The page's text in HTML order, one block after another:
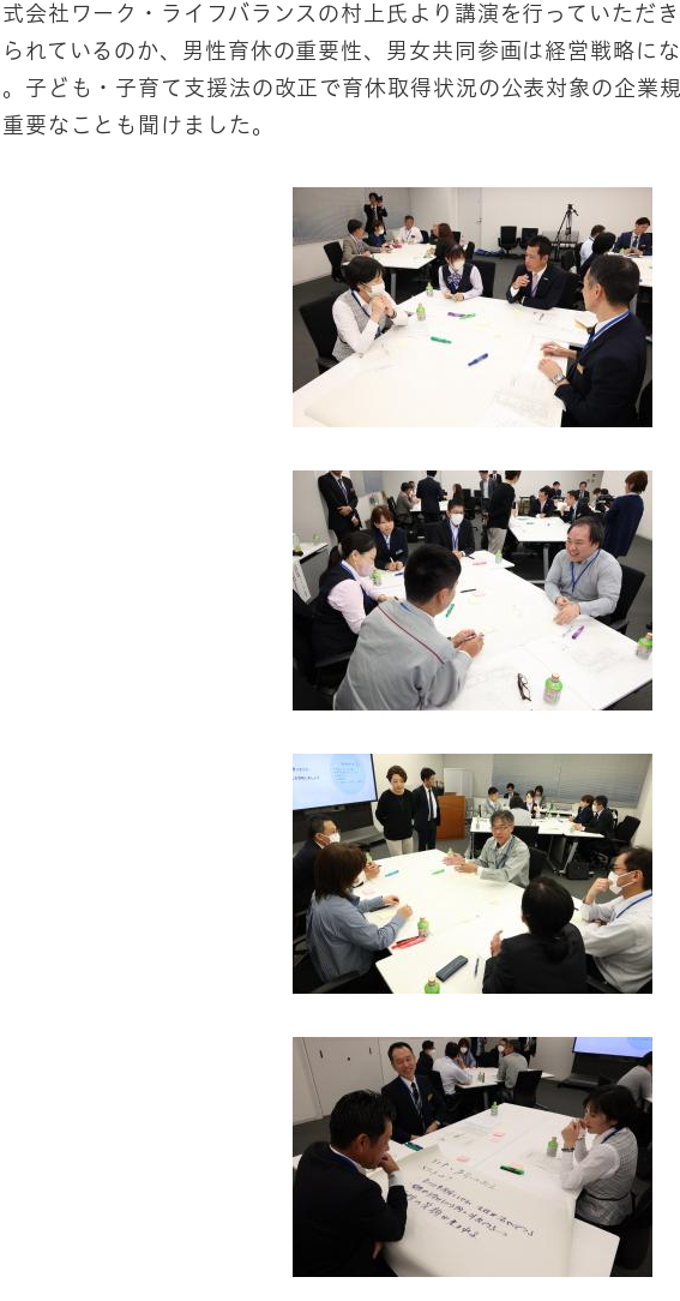
会社ワーク・ライフバランスの村上氏より講演を行っていただ
れているのか、男性育休の重要性、男女共同参画は経営戦略に
。子ども・子育て支援法の改正で育休取得状況の公表対象の企業
要なことも聞けました。